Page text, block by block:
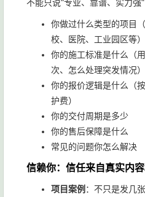
不能只说"专业、靠谱、实力强"
你做过什么类型的项目
校、医院、工业园区等）
你的施工标准是什么（
次、怎么处理突发情况）
你的报价逻辑是什么（
护费）
你的交付周期是多少
你的售后保障是什么
常见的问题你怎么解决
信赖你：信任来自真实内
项目案例 ：不只是发几